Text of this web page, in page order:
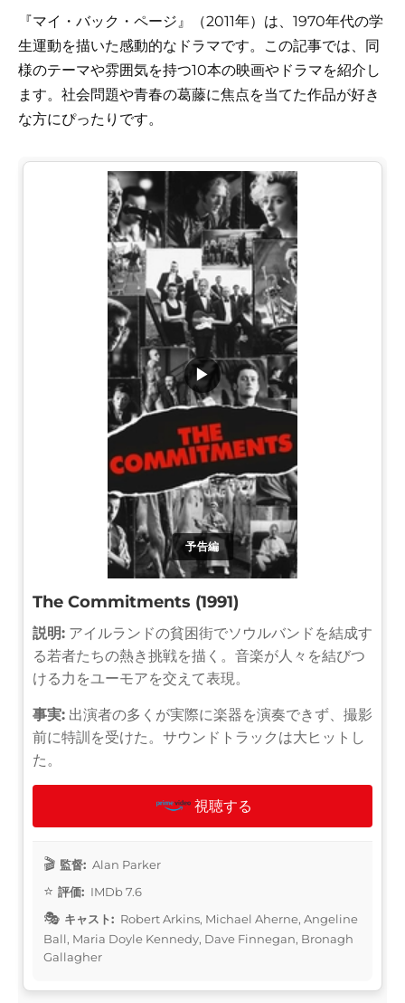
『マイ・バック・ページ』（2011年）は、1970年代の学
生運動を描いた感動的なドラマです。この記事では、同
様のテーマや雰囲気を持つ10本の映画やドラマを紹介し
ます。社会問題や青春の葛藤に焦点を当てた作品が好き
な方にぴったりです。
予告編
▶
The Commitments (1991)
説明: アイルランドの貧困街でソウルバンドを結成す
る若者たちの熱き挑戦を描く。音楽が人々を結びつ
ける力をユーモアを交えて表現。
事実: 出演者の多くが実際に楽器を演奏できず、撮影
前に特訓を受けた。サウンドトラックは大ヒットし
た。
視聴する
監督: Alan Parker
評価: IMDb 7.6
キャスト: Robert Arkins, Michael Aherne, Angeline
Ball, Maria Doyle Kennedy, Dave Finnegan, Bronagh
Gallagher